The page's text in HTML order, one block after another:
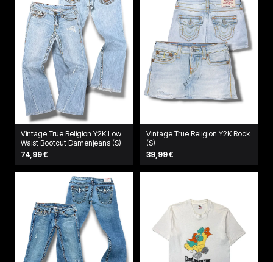
Vintage True Religion Y2K Low
Waist Bootcut Damenjeans (S)
74,99 €
Vintage True Religion Y2K Rock
(S)
39,99 €